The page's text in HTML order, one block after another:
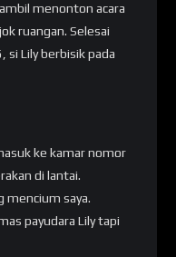
menonton acara
ruangan. Selesai
si Lily berbisik pada
ke kamar nomor
di lantai.
mencium saya.
payudara Lily tapi